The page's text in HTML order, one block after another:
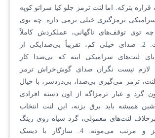
بترکه. اما لنت ترمز جلو کیا سراتو کوپه
ترمزگیری خیلی نرمی داره. چه توی
توی توقف‌های ناگهانی، عملکردش کاملاً
کنترل‌شده‌ست. 2. صدای خیلی کم، تقریباً بی‌صدایکی از
لنت‌های سرامیکی اینه که بی‌صدا کار
لازم نیست نگران صدای گوش‌خراش ترمز
ترمز می‌گیری بی‌صدا، بی‌دردسر، با خیال
3. بدون گرد و غبار ترمزاگه از اون دسته افرادی
همیشه باید برق بزنه، این لنت انتخاب
لنت‌های معمولی، گرد سیاه روی رینگ
نمی‌ذاره. تمیز و مرتب می‌مونه. 4. سازگار با دیسک